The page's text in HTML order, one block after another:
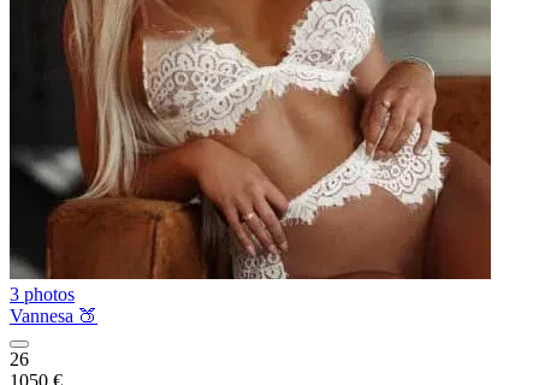
3 photos
Vannesa 🍑
26
1050 €